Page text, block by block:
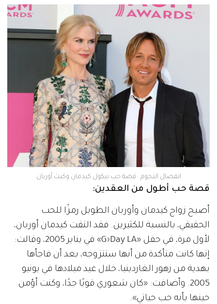
انفصال النجوم.. قصة حب نيكول كيدمان وكيث أوربان
قصة حب أطول من العقدين:
أصبح زواج كيدمان وأوربان الطويل رمزًا للحب
الحقيقي، بالنسبة للكثيرين. فقد التقت كيدمان أوربان،
لأول مرة، في حفل «G›Day LA» في يناير 2005، وقالت:
إنها كانت متأكدة من أنها ستتزوجه، بعد أن فاجأها
بهدية من زهور الغاردينيا، خلال عيد ميلادها في يونيو
2005. وأضافت: «كان شعوري قويًا جدًا، وكنت أؤمن
حينها بأنه حب حياتي».